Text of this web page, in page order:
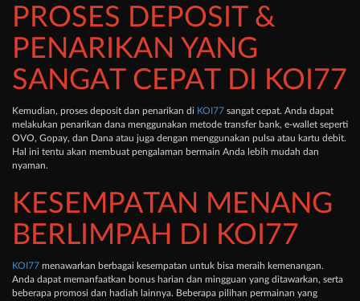
PROSES DEPOSIT &
PENARIKAN YANG
SANGAT CEPAT DI KOI77
Kemudian, proses deposit dan penarikan di KOI77 sangat cepat. Anda dapat
melakukan penarikan dana menggunakan metode transfer bank, e-wallet seperti
OVO, Gopay, dan Dana atau juga dengan menggunakan pulsa atau kartu debit.
Hal ini tentu akan membuat pengalaman bermain Anda lebih mudah dan
nyaman.
KESEMPATAN MENANG
BERLIMPAH DI KOI77
KOI77 menawarkan berbagai kesempatan untuk bisa meraih kemenangan.
Anda dapat memanfaatkan bonus harian dan mingguan yang ditawarkan, serta
beberapa promosi dan hadiah lainnya. Beberapa pilihan permainan yang